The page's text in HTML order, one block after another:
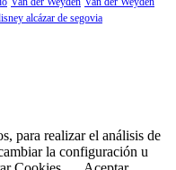
alcázar de segovia
para realizar el análisis de
la configuración u